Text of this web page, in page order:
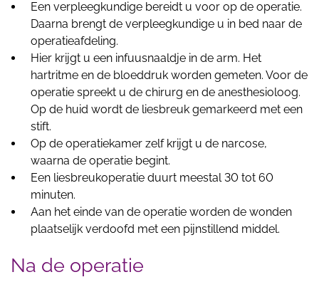
Een verpleegkundige bereidt u voor op de operatie.
Daarna brengt de verpleegkundige u in bed naar de
operatieafdeling.
Hier krijgt u een infuusnaaldje in de arm. Het
hartritme en de bloeddruk worden gemeten. Voor de
operatie spreekt u de chirurg en de anesthesioloog.
Op de huid wordt de liesbreuk gemarkeerd met een
stift.
Op de operatiekamer zelf krijgt u de narcose,
waarna de operatie begint.
Een liesbreukoperatie duurt meestal 30 tot 60
minuten.
Aan het einde van de operatie worden de wonden
plaatselijk verdoofd met een pijnstillend middel.
Na de operatie